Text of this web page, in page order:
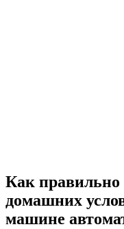
Как правильно
домашних
машине